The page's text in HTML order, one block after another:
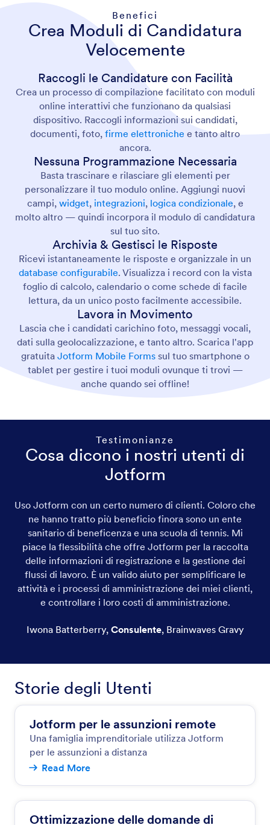
Benefici
Crea Moduli di Candidatura
Velocemente
Raccogli le Candidature con Facilità
Crea un processo di compilazione facilitato con moduli
online interattivi che funzionano da qualsiasi
dispositivo. Raccogli informazioni sui candidati,
documenti, foto, firme elettroniche e tanto altro
ancora.
Nessuna Programmazione Necessaria
Basta trascinare e rilasciare gli elementi per
personalizzare il tuo modulo online. Aggiungi nuovi
campi, widget, integrazioni, logica condizionale, e
molto altro — quindi incorpora il modulo di candidatura
sul tuo sito.
Archivia & Gestisci le Risposte
Ricevi istantaneamente le risposte e organizzale in un
database configurabile. Visualizza i record con la vista
foglio di calcolo, calendario o come schede di facile
lettura, da un unico posto facilmente accessibile.
Lavora in Movimento
Lascia che i candidati carichino foto, messaggi vocali,
dati sulla geolocalizzazione, e tanto altro. Scarica l'app
gratuita Jotform Mobile Formssul tuo smartphone o
tablet per gestire i tuoi moduli ovunque ti trovi —
anche quando sei offline!
Testimonianze
Cosa dicono i nostri utenti di
Jotform
Uso Jotform con un certo numero di clienti. Coloro che
ne hanno tratto più beneficio finora sono un ente
sanitario di beneficenza e una scuola di tennis. Mi
piace la flessibilità che offre Jotform per la raccolta
delle informazioni di registrazione e la gestione dei
flussi di lavoro. È un valido aiuto per semplificare le
attività e i processi di amministrazione dei miei clienti,
e controllare i loro costi di amministrazione.
Iwona Batterberry, Consulente, Brainwaves Gravy
Storie degli Utenti
Jotform per le assunzioni remote
Una famiglia imprenditoriale utilizza Jotform
per le assunzioni a distanza
Read More
Ottimizzazione delle domande di